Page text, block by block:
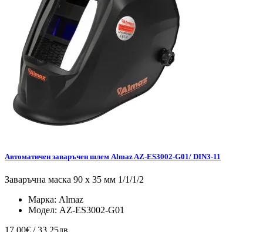
Автоматичен заваръчен шлем Almaz AZ-ES3002-G01/ DIN3-11
Заваръчна маска 90 x 35 мм 1/1/1/2
Марка: Almaz
Модел: AZ-ES3002-G01
17.00€ / 33.25лв.